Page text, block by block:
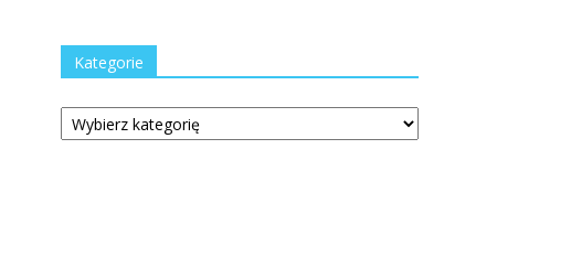
Kategorie
Kategorie